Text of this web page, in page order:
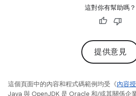
這對你有幫助嗎？
提供意見
這個頁面中的內容和程式碼範例均受《內容
Java 與 OpenJDK 是 Oracle 和/或其關係企